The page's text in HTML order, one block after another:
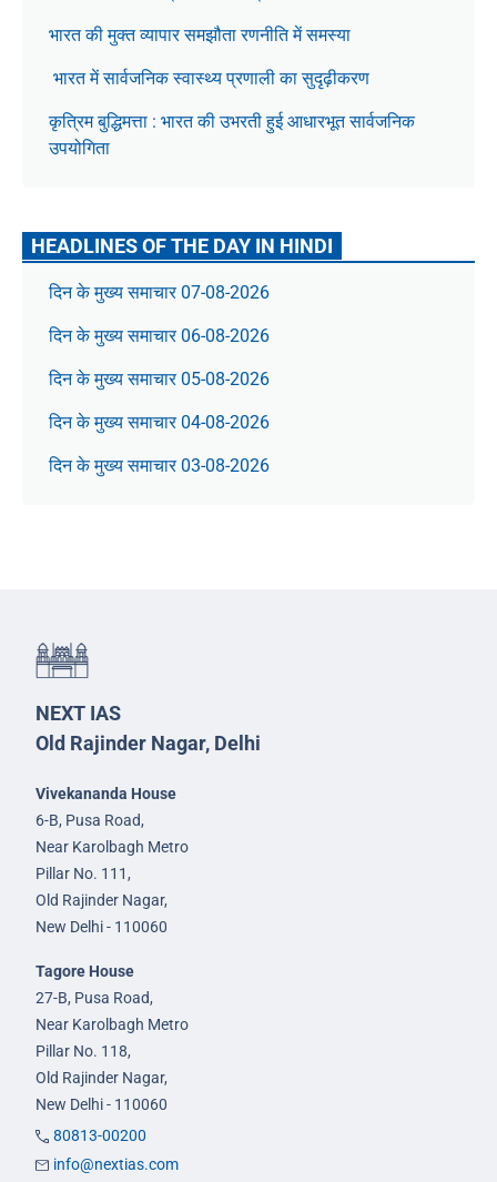
भारत की मुक्त व्यापार समझौता रणनीति में समस्या
भारत में सार्वजनिक स्वास्थ्य प्रणाली का सुदृढ़ीकरण
कृत्रिम बुद्धिमत्ता : भारत की उभरती हुई आधारभूत सार्वजनिक
उपयोगिता
HEADLINES OF THE DAY IN HINDI
दिन के मुख्य समाचार 07-08-2026
दिन के मुख्य समाचार 06-08-2026
दिन के मुख्य समाचार 05-08-2026
दिन के मुख्य समाचार 04-08-2026
दिन के मुख्य समाचार 03-08-2026
NEXT IAS
Old Rajinder Nagar, Delhi
Vivekananda House
6-B, Pusa Road,
Near Karolbagh Metro
Pillar No. 111,
Old Rajinder Nagar,
New Delhi - 110060
Tagore House
27-B, Pusa Road,
Near Karolbagh Metro
Pillar No. 118,
Old Rajinder Nagar,
New Delhi - 110060
80813-00200
info@nextias.com